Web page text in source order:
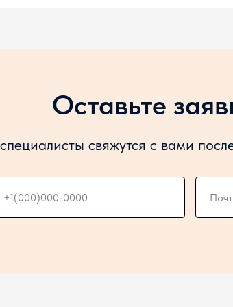
Оставьте
свяжутся с вами